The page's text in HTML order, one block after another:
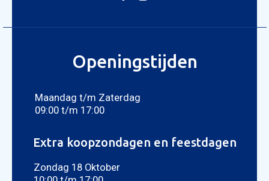
Openingstijden
Maandag t/m Zaterdag
09:00 t/m 17:00
Extra koopzondagen en feestdagen
Zondag 18 Oktober